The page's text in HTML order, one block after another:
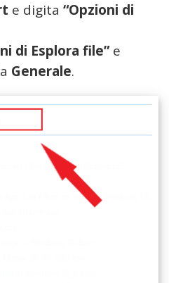
e digita “Opzioni di
di Esplora file”e
Generale.